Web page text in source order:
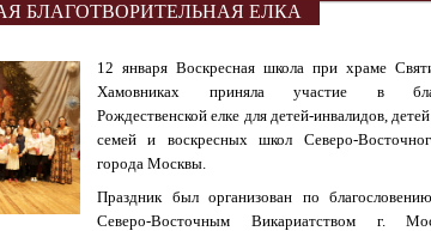
БЛАГОТВОРИТЕЛЬНАЯ ЕЛКА
12 января Воскресная школа при храме
Хамовниках приняла участие в
Рождественской елке для детей-инвалидов,
семей и воскресных школ Северо-
города Москвы.
Праздник был организован по
Северо-Восточным Викариатством г.